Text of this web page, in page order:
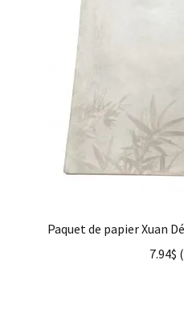
Paquet de papier Xuan
7.94$ (